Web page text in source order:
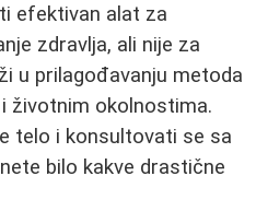
efektivan alat za
zdravlja, ali nije za
u prilagođavanju metoda
životnim okolnostima.
telo i konsultovati se sa
bilo kakve drastične